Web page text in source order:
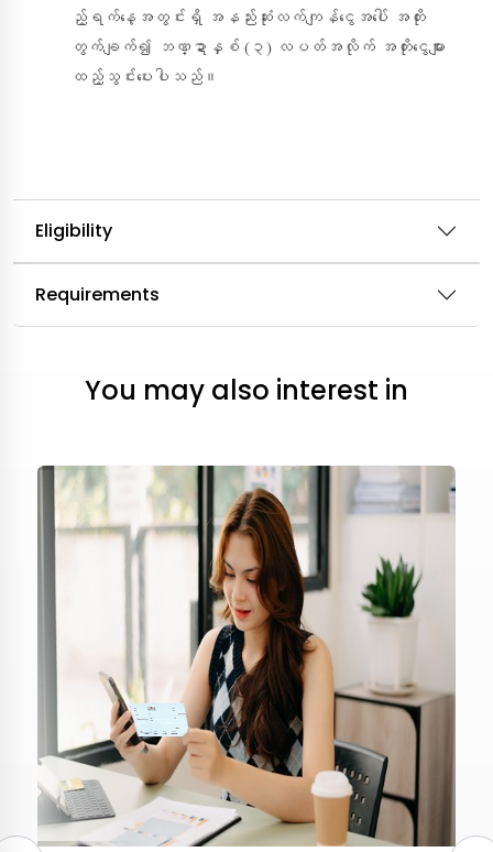
ည့်ရက်နေ့အတွင်းရှိ အနည်းဆုံးလက်ကျန်ငွေအပေါ် အတိုး
တွက်ချက်၍ ဘဏ္ဍာနှစ် (၃) လပတ်အလိုက် အတိုးငွေများ
ထည့်သွင်းပေးပါသည်။
Eligibility
Requirements
You may also interest in